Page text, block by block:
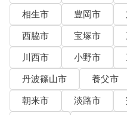
相生市
豊岡市
西脇市
宝塚市
川西市
小野市
丹波篠山市
養父市
朝来市
淡路市